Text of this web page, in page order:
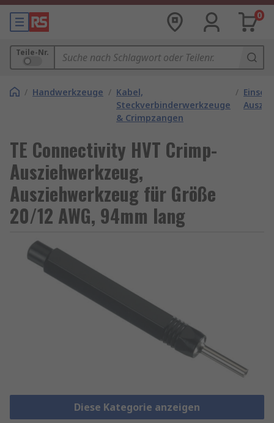
0
Teile-Nr.
/ Handwerkzeuge / Kabel,
Steckverbinderwerkzeuge
& Crimpzangen
/
TE Connectivity HVT Crimp-
Ausziehwerkzeug,
Ausziehwerkzeug für Größe
20/12 AWG, 94mm lang
Diese Kategorie anzeigen